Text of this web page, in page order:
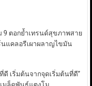
9 ตอกย้ำเทรนด์สุขภาพสาย
ร์นแคลอรีเผาผลาญไขมัน
ดี เริ่มต้นจากจุดเริ่มต้นที่ดี”
มล็ดพันธุ์แตงโม